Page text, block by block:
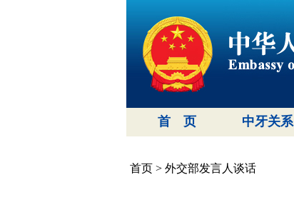
首 页 中牙关系
首页> 外交部发言人谈话